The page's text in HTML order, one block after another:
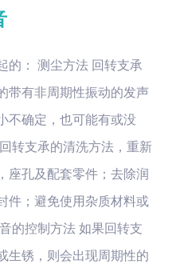
的： 测尘方法 回转支承
带有非周期性振动的发声
不确定，也可能有或没
转支承的清洗方法，重新
座孔及配套零件；去除润
件；避免使用杂质材料或
的控制方法 如果回转支
生锈，则会出现周期性的